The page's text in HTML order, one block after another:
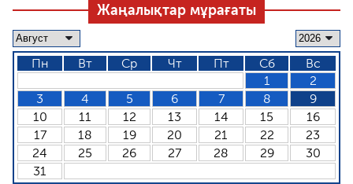
Жаңалықтар мұрағаты
Пн Вт Ср Чт Пт Сб
Вс
1
2
3
4 5 6 7 8
9
10
11 12 13 14 15
16
17
18 19 20 21 22
23
24
25 26 27 28 29
30
31